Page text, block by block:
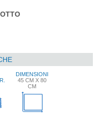
DIMENSIONI
45 CM X 80
CM